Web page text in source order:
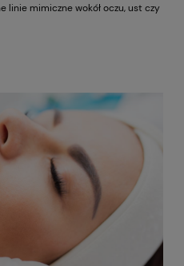
linie mimiczne wokół oczu, ust czy
za wszelką cenę. Dużo
pielęgnacja, która pomaga
elementem codziennej
nawilżać, wygładzać, wspierać
komfort i sprawiać, że cera
tkwi jednak w tym, aby nie
Innego kremu potrzebuje skóra
a jeszcze innego skóra dojrzała z